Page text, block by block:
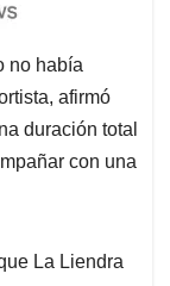
no había
afirmó
duración total
con una
La Liendra